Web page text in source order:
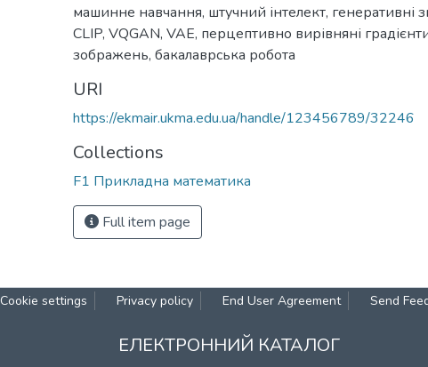
машинне навчання, штучний інтелект, генеративні
CLIP, VQGAN, VAE, перцептивно вирівняні
зображень, бакалаврська робота
URI
https://ekmair.ukma.edu.ua/handle/123456789/32246
Collections
F1 Прикладна математика
Full item page
Cookie settings Privacy policy End User Agreement Send
ЕЛЕКТРОННИЙ КАТАЛОГ